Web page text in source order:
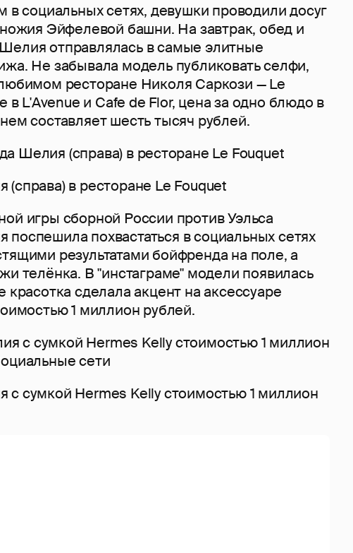
в социальных сетях, девушки проводили досуг
Эйфелевой башни. На завтрак, обед и
отправлялась в самые элитные
Не забывала модель публиковать селфи,
ресторане Николя Саркози — Le
в L'Avenue и Cafe de Flor, цена за одно блюдо в
составляет шесть тысяч рублей.
в ресторане Le Fouquet
игры сборной России против Уэльса
похвастаться в социальных сетях
результатами бойфренда на поле, а
телёнка. В "инстаграме" модели появилась
красотка сделала акцент на аксессуаре
1 миллион рублей.
сумкой Hermes Kelly стоимостью 1 миллион